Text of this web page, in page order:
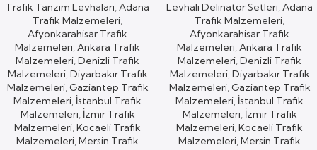
Trafik Tanzim Levhaları,Adana
Trafik Malzemeleri,
Afyonkarahisar Trafik
Malzemeleri,Ankara Trafik
Malzemeleri,Denizli Trafik
Malzemeleri,Diyarbakır Trafik
Malzemeleri,Gaziantep Trafik
Malzemeleri, İstanbul Trafik
Malzemeleri, İzmir Trafik
Malzemeleri,Kocaeli Trafik
Malzemeleri,Mersin Trafik
Levhalı Delinatör Setleri,Adana
Trafik Malzemeleri,
Afyonkarahisar Trafik
Malzemeleri,Ankara Trafik
Malzemeleri,Denizli Trafik
Malzemeleri,Diyarbakır Trafik
Malzemeleri,Gaziantep Trafik
Malzemeleri, İstanbul Trafik
Malzemeleri, İzmir Trafik
Malzemeleri,Kocaeli Trafik
Malzemeleri,Mersin Trafik